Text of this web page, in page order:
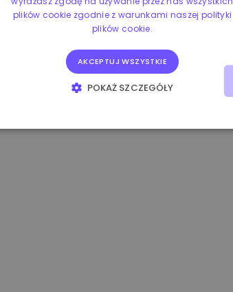
0.084060000 € +6.10% 3.3B €
plików cookie zgodnie z warunkami naszej polityki
plików cookie.
AKCEPTUJ WSZYSTKIE
POKAŻ SZCZEGÓŁY